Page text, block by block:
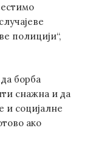
полицији“,
борба
снажна и да
и социјалне
ако